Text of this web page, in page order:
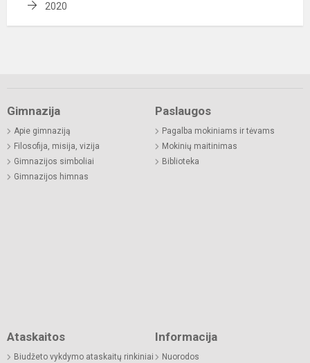
2020
Gimnazija
Apie gimnaziją
Filosofija, misija, vizija
Gimnazijos simboliai
Gimnazijos himnas
Paslaugos
Pagalba mokiniams ir tėvams
Mokinių maitinimas
Biblioteka
Ataskaitos
Biudžeto vykdymo ataskaitų rinkiniai
Informacija
Nuorodos